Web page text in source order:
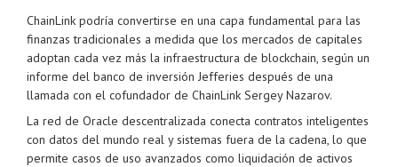
ChainLink podría convertirse en una capa fundamental para las
finanzas tradicionales a medida que los mercados de capitales
adoptan cada vez más la infraestructura de blockchain, según un
informe del banco de inversión Jefferies después de una
llamada con el cofundador de ChainLink Sergey Nazarov.
La red de Oracle descentralizada conecta contratos inteligentes
con datos del mundo real y sistemas fuera de la cadena, lo que
permite casos de uso avanzados como liquidación de activos